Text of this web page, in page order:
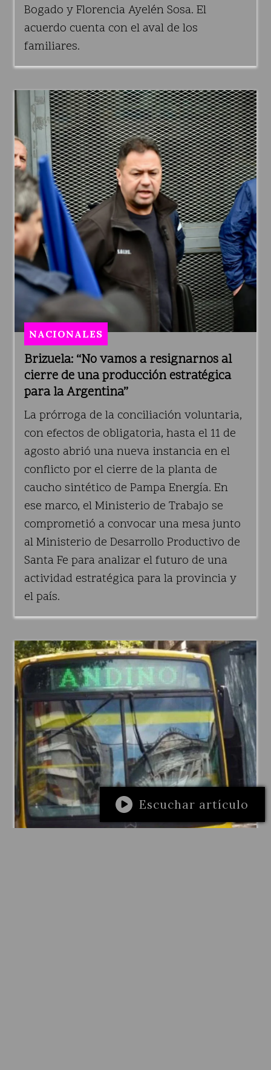
Bogado y Florencia Ayelén Sosa. El
acuerdo cuenta con el aval de los
familiares.
Brizuela: “No vamos a resignarnos al
cierre de una producción estratégica
para la Argentina”
NACIONALES
La prórroga de la conciliación voluntaria,
con efectos de obligatoria, hasta el 11 de
agosto abrió una nueva instancia en el
conflicto por el cierre de la planta de
caucho sintético de Pampa Energía. En
ese marco, el Ministerio de Trabajo se
comprometió a convocar una mesa junto
al Ministerio de Desarrollo Productivo de
Santa Fe para analizar el futuro de una
actividad estratégica para la provincia y
el país.
Escuchar artículo